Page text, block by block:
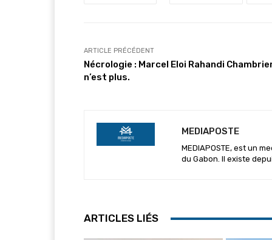
ARTICLE PRÉCÉDENT
Nécrologie : Marcel Eloi Rahandi
n’est plus.
MEDIAPOSTE
MEDIAPOSTE, est un
du Gabon. Il existe
ARTICLES LIÉS